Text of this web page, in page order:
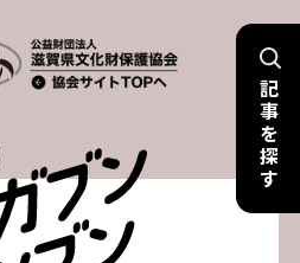
記
事
を
探
す